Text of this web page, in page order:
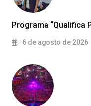
Programa “Qualifica
6 de agosto de 2026